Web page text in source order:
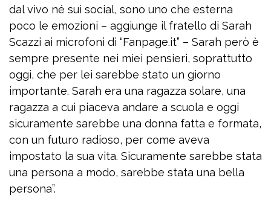
dal vivo né sui social, sono uno che esterna
poco le emozioni – aggiunge il fratello di Sarah
Scazzi ai microfoni di “Fanpage.it” – Sarah però è
sempre presente nei miei pensieri, soprattutto
oggi, che per lei sarebbe stato un giorno
importante. Sarah era una ragazza solare, una
ragazza a cui piaceva andare a scuola e oggi
sicuramente sarebbe una donna fatta e formata,
con un futuro radioso, per come aveva
impostato la sua vita. Sicuramente sarebbe stata
una persona a modo, sarebbe stata una bella
persona”.